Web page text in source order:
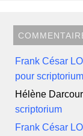
Frank César
pour scriptorium
Hélène
scriptorium
Frank César